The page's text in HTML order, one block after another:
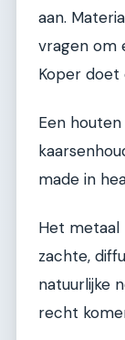
aan.
vragen om
Koper doet
Een
made in
Het
zachte,
natuurlijke
recht